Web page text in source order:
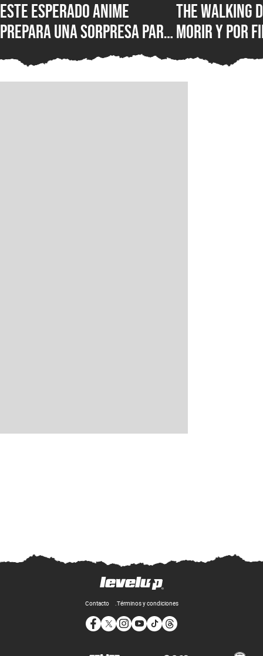
Este esperado anime
prepara una sorpresa para
septiembre y los fans de
Kaiju No. 8 querrán verla
The Walking
morir y por
conocer la
lanzamiento
Contacto Términos y condiciones
Opens in new window
Opens in new window
Opens in new window
Opens in new window
Opens in new window
Opens in new window